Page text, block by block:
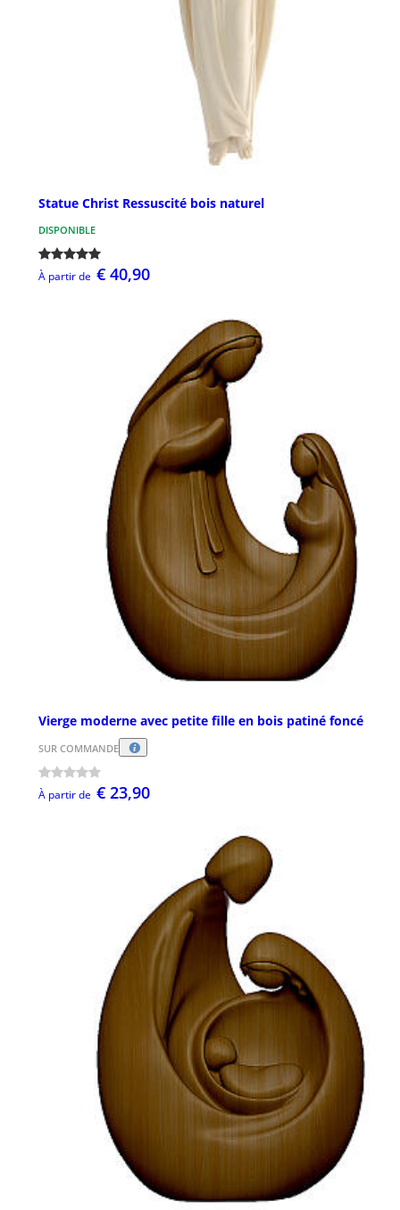
Statue Christ Ressuscité bois naturel
DISPONIBLE
À partir de € 40,90
Vierge moderne avec petite fille en bois patiné foncé
SUR COMMANDE
À partir de € 23,90